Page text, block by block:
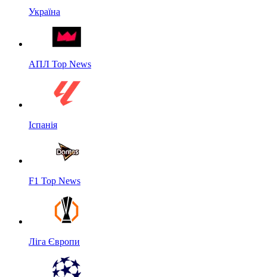
Україна
АПЛ Top News
Іспанія
F1 Top News
Ліга Європи